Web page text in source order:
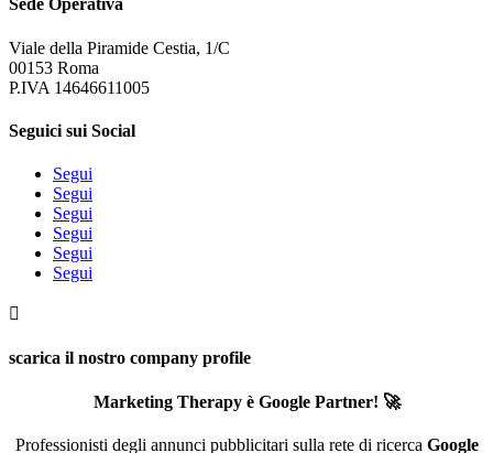
Sede Operativa
Viale della Piramide Cestia, 1/C
00153 Roma
P.IVA 14646611005
Seguici sui Social
Segui
Segui
Segui
Segui
Segui
Segui

scarica il nostro company profile
Marketing Therapy è Google Partner! 🚀
Professionisti degli annunci pubblicitari sulla rete di ricerca Google